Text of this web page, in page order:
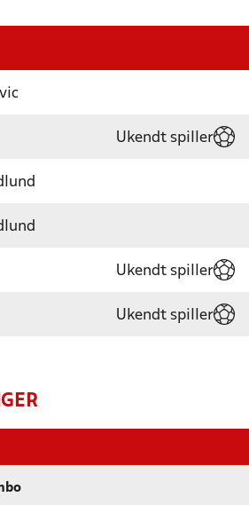
Ukendt spiller
Ukendt spiller
Ukendt spiller